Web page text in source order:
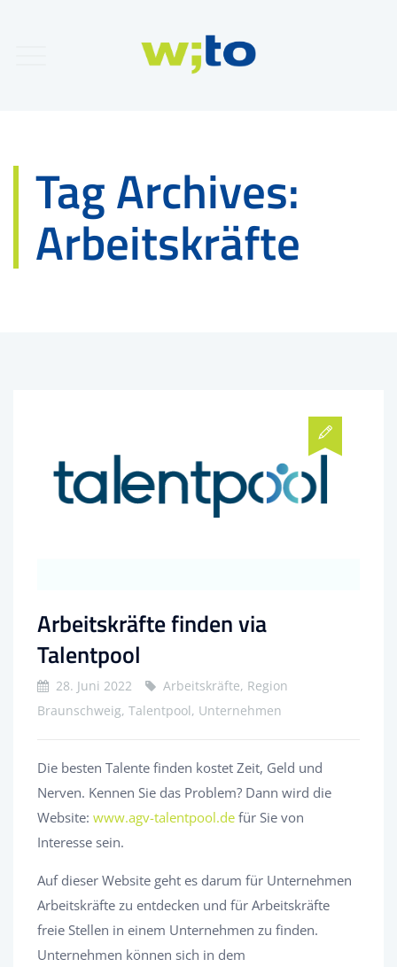
Tag Archives:
Arbeitskräfte
Arbeitskräfte finden via
Talentpool
28. Juni 2022
Arbeitskräfte, Region
Braunschweig, Talentpool, Unternehmen
Die besten Talente finden kostet Zeit, Geld und
Nerven. Kennen Sie das Problem? Dann wird die
Website: www.agv-talentpool.de für Sie von
Interesse sein.
Auf dieser Website geht es darum für Unternehmen
Arbeitskräfte zu entdecken und für Arbeitskräfte
freie Stellen in einem Unternehmen zu finden.
Unternehmen können sich in dem